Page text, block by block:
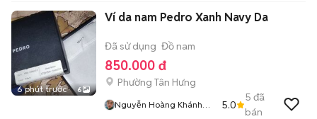
6 phút trước 6
Ví da nam Pedro Xanh Navy Da
Đã sử dụng Đồ nam
850.000 đ
Phường Tân Hưng
Nguyễn Hoàng Khánh
5.0
5 đã
bán